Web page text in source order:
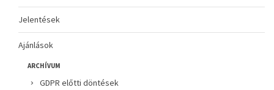
Jelentések
Ajánlások
ARCHÍVUM
GDPR előtti döntések